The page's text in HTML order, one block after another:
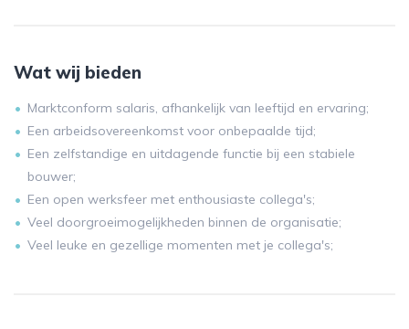
Wat wij bieden
Marktconform salaris, afhankelijk van leeftijd en ervaring;
Een arbeidsovereenkomst voor onbepaalde tijd;
Een zelfstandige en uitdagende functie bij een stabiele
bouwer;
Een open werksfeer met enthousiaste collega's;
Veel doorgroeimogelijkheden binnen de organisatie;
Veel leuke en gezellige momenten met je collega's;